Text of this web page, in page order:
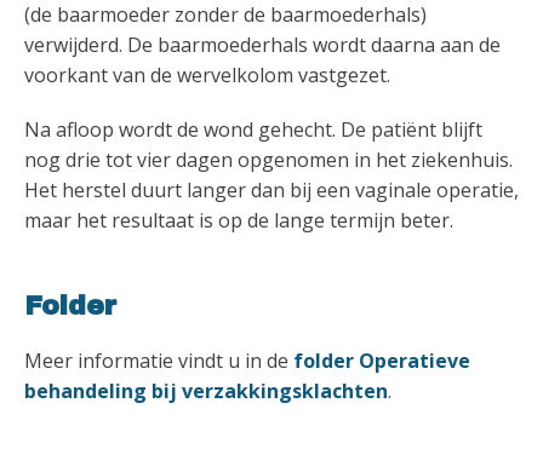
(de baarmoeder zonder de baarmoederhals)
verwijderd. De baarmoederhals wordt daarna aan de
voorkant van de wervelkolom vastgezet.
Na afloop wordt de wond gehecht. De patiënt blijft
nog drie tot vier dagen opgenomen in het ziekenhuis.
Het herstel duurt langer dan bij een vaginale operatie,
maar het resultaat is op de lange termijn beter.
Folder
Meer informatie vindt u in de folder Operatieve
behandeling bij verzakkingsklachten.